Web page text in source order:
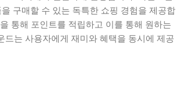
구매할 수 있는 독특한 쇼핑 경험을 제공합
통해 포인트를 적립하고 이를 통해 원하는
는 사용자에게 재미와 혜택을 동시에 제공